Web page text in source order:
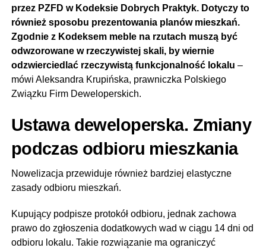
przez PZFD w Kodeksie Dobrych Praktyk. Dotyczy to
również sposobu prezentowania planów mieszkań.
Zgodnie z Kodeksem meble na rzutach muszą być
odwzorowane w rzeczywistej skali, by wiernie
odzwierciedlać rzeczywistą funkcjonalność lokalu –
mówi Aleksandra Krupińska, prawniczka Polskiego
Związku Firm Deweloperskich.
Ustawa deweloperska. Zmiany
podczas odbioru mieszkania
Nowelizacja przewiduje również bardziej elastyczne
zasady odbioru mieszkań.
Kupujący podpisze protokół odbioru, jednak zachowa
prawo do zgłoszenia dodatkowych wad w ciągu 14 dni od
odbioru lokalu. Takie rozwiązanie ma ograniczyć